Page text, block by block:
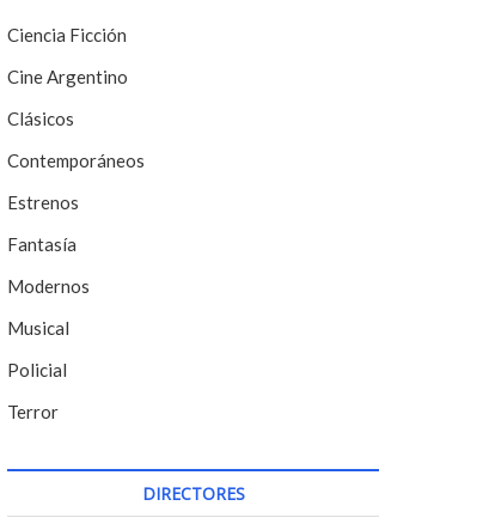
Ciencia Ficción
Cine Argentino
Clásicos
Contemporáneos
Estrenos
Fantasía
Modernos
Musical
Policial
Terror
DIRECTORES